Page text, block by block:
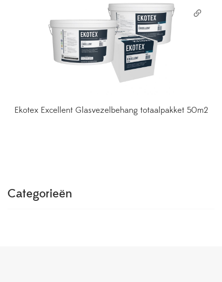
Ekotex Excellent Glasvezelbehang totaalpakket 50m2
Categorieën